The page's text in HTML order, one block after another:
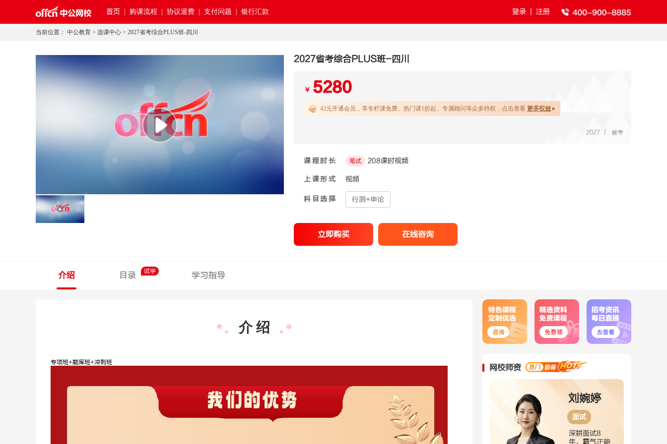
首页 购课流程 | 协议退费 | 支付问题 | 银行汇款 登录 注册
当前位置： 中公教育 > 选课中心 > 2027省考综合PLUS班-四川
2027省考综合PLUS班-四川
￥ 5280
42元开通会员，享专栏课免费、热门课1折起、专属顾问等众多特权，点击查看 更多权益
2027 / 省考
课程时长 笔试 208课时视频
上课形式 视频
科目选择 行测+申论
立即购买 在线咨询
介绍 目录 试学 学习指导
介 绍
专项班+题库班+冲刺班
网校师资
申论
行测理科
经验丰富，重
点突出，面试
刘婉婷
面试
深耕面试8
年，霸气正能